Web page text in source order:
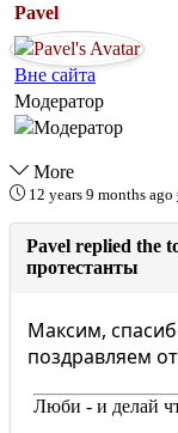
Pavel
Вне сайта
Модератор
More
12 years 9 months ago
Pavel replied the
протестанты
Максим,
поздравляем
Люби - и делай